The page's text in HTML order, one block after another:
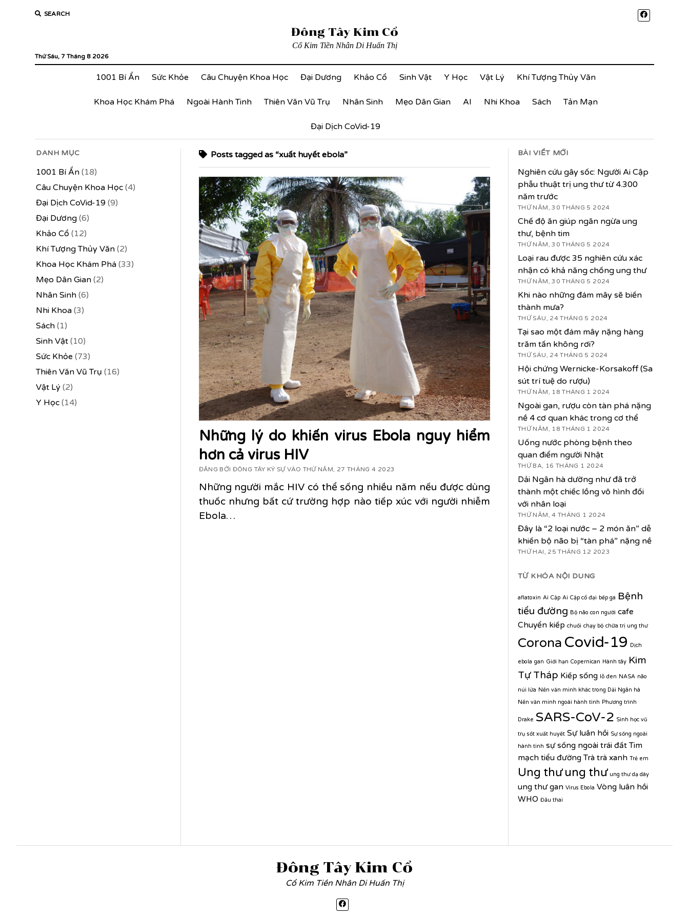
SEARCH
Đông Tây Kim Cổ
Thứ Sáu, 7 Tháng 8 2026
Cổ Kim Tiền Nhân Di Huấn Thị
1001 Bí Ẩn Sức Khỏe Câu Chuyện Khoa Học Đại Dương Khảo Cổ Sinh Vật Y Học Vật Lý Khí Tượng Thủy Văn
Khoa Học Khám Phá Ngoài Hành Tinh Thiên Văn Vũ Trụ Nhân Sinh Mẹo Dân Gian AI Nhi Khoa Sách Tản Mạn
Đại Dịch CoVid-19
DANH MỤC
1001 Bí Ẩn (18)
Câu Chuyện Khoa Học (4)
Đại Dịch CoVid-19 (9)
Đại Dương (6)
Khảo Cổ (12)
Khí Tượng Thủy Văn (2)
Khoa Học Khám Phá (33)
Mẹo Dân Gian (2)
Nhân Sinh (6)
Nhi Khoa (3)
Sách (1)
Sinh Vật (10)
Sức Khỏe (73)
Thiên Văn Vũ Trụ (16)
Vật Lý (2)
Y Học (14)
Posts tagged as “xuất huyết ebola”
Những lý do khiến virus Ebola nguy hiểm
hơn cả virus HIV
ĐĂNG BỞI ĐÔNG TÂY KÝ SỰ VÀO THỨ NĂM, 27 THÁNG 4 2023
Những người mắc HIV có thể sống nhiều năm nếu được dùng
thuốc nhưng bất cứ trường hợp nào tiếp xúc với người nhiễm
Ebola…
BÀI VIẾT MỚI
Nghiên cứu gây sốc: Người Ai Cập
phẫu thuật trị ung thư từ 4.300
năm trước
THỨ NĂM, 30 THÁNG 5 2024
Chế độ ăn giúp ngăn ngừa ung
thư, bệnh tim
THỨ NĂM, 30 THÁNG 5 2024
Loại rau được 35 nghiên cứu xác
nhận có khả năng chống ung thư
THỨ NĂM, 30 THÁNG 5 2024
Khi nào những đám mây sẽ biến
thành mưa?
THỨ SÁU, 24 THÁNG 5 2024
Tại sao một đám mây nặng hàng
trăm tấn không rơi?
THỨ SÁU, 24 THÁNG 5 2024
Hội chứng Wernicke-Korsakoff (Sa
sút trí tuệ do rượu)
THỨ NĂM, 18 THÁNG 1 2024
Ngoài gan, rượu còn tàn phá nặng
nề 4 cơ quan khác trong cơ thể
THỨ NĂM, 18 THÁNG 1 2024
Uống nước phòng bệnh theo
quan điểm người Nhật
THỨ BA, 16 THÁNG 1 2024
Dải Ngân hà dường như đã trở
thành một chiếc lồng vô hình đối
với nhân loại
THỨ NĂM, 4 THÁNG 1 2024
Đây là “2 loại nước – 2 món ăn” dễ
khiến bộ não bị “tàn phá” nặng nề
THỨ HAI, 25 THÁNG 12 2023
TỪ KHÓA NỘI DUNG
aflatoxin Ai Cập Ai Cập cổ đại bếp ga Bệnh
tiểu đường Bộ não con người cafe
Chuyển kiếp chuối chạy bộ chữa trị ung thư
Corona Covid-19 Dịch
ebola gan Giới hạn Copernican Hành tây Kim
Tự Tháp Kiếp sống lỗ đen NASA não
núi lửa Nền văn minh khác trong Dải Ngân hà
Nền văn minh ngoài hành tinh Phương trình
Drake SARS-CoV-2 Sinh học vũ
trụ sốt xuất huyết Sự luân hồi Sự sống ngoài
hành tinh sự sống ngoài trái đất Tim
mạch tiểu đường Trà trà xanh Trẻ em
Ung thư ung thư ung thư dạ dày
ung thư gan Virus Ebola Vòng luân hồi
WHO Đầu thai
Đông Tây Kim Cổ
Cổ Kim Tiền Nhân Di Huấn Thị